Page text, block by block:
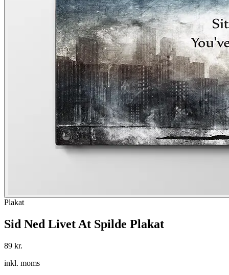
Plakat
Sid Ned Livet At Spilde Plakat
89 kr.
inkl. moms